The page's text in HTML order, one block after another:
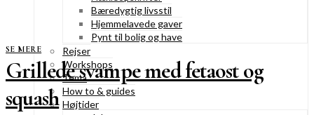
Bæredygtig livsstil
Hjemmelavede gaver
Pynt til bolig og have
Rejser
Workshops
Tema
How to & guides
Højtider
SE MERE
Grillede svampe med fetaost og
squash